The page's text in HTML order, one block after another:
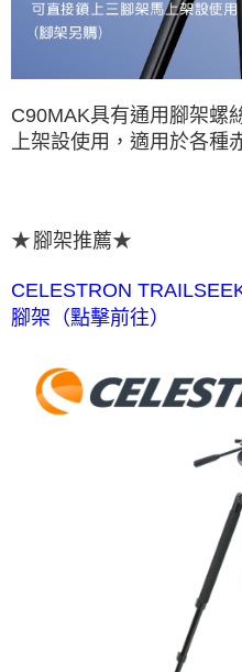
C90MAK具有通用腳架螺
上架設使用，適用於各種
★ 腳架推薦★
CELESTRON
腳架（點擊前往）